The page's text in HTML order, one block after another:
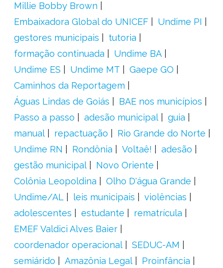
Millie Bobby Brown
Embaixadora Global do UNICEF
Undime PI
gestores municipais
tutoria
formação continuada
Undime BA
Undime ES
Undime MT
Gaepe GO
Caminhos da Reportagem
Águas Lindas de Goiás
BAE nos municípios
Passo a passo
adesão municipal
guia
manual
repactuação
Rio Grande do Norte
Undime RN
Rondônia Voltaê!
adesão
gestão municipal
Novo Oriente
Colônia Leopoldina
Olho D'água Grande
Undime/AL
leis municipais
violências
adolescentes
estudante
rematrícula
EMEF Valdici Alves Baier
coordenador operacional
SEDUC-AM
semiárido
Amazônia Legal
Proinfância